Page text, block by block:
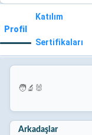
Profil
Katılım
Sertifikaları
🧑‍🔬🐰
Arkadaşlar